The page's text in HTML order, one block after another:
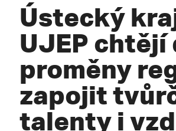
Ústecký
UJEP chtějí
proměny
zapojit
talenty i